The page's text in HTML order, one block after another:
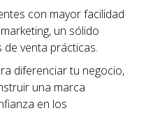
con mayor facilidad
un sólido
de venta prácticas.
diferenciar tu negocio,
una marca
en los